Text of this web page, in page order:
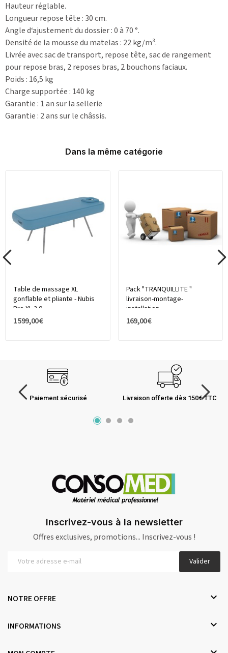
Hauteur réglable.
Longueur repose tête : 30 cm.
Angle d‘ajustement du dossier : 0 à 70 °.
Densité de la mousse du matelas : 22 kg/m³.
Livrée avec sac de transport, repose tête, sac de rangement
pour repose bras, 2 reposes bras, 2 bouchons faciaux.
Poids : 16,5 kg
Charge supportée : 140 kg
Garantie : 1 an sur la sellerie
Garantie : 2 ans sur le châssis.
Dans la même catégorie
Table de massage XL
gonflable et pliante - Nubis
Pro XL 2.0
1 599,00 €
Pack "TRANQUILLITE "
livraison-montage-
installation
169,00 €
Paiement sécurisé Livraison offerte dès 150€ TTC
Inscrivez-vous à la newsletter
Offres exclusives, promotions... Inscrivez-vous !
Valider
NOTRE OFFRE 
INFORMATIONS 